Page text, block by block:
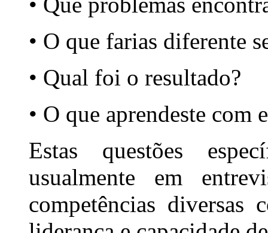
• O que farias diferente
• Qual foi o resultado?
• O que aprendeste com
Estas questões
usualmente em
competências diversas